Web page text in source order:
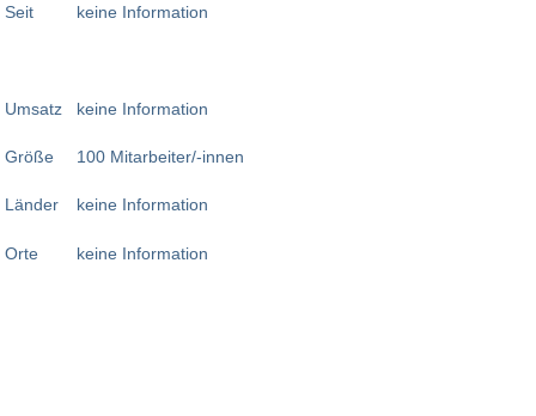
Seit
Umsatz
Größe
Länder
Orte
keine Information
keine Information
100 Mitarbeiter/-innen
keine Information
keine Information